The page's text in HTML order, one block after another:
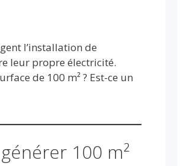
l’installation de
leur propre électricité.
de 100 m² ? Est-ce un
100 m²